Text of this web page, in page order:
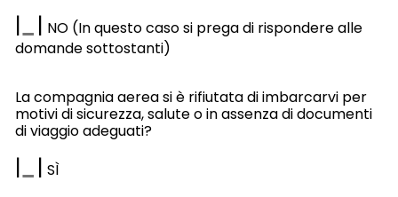
| | NO (In questo caso si prega di rispondere alle
domande sottostanti)
La compagnia aerea si è rifiutata di imbarcarvi per
motivi di sicurezza, salute o in assenza di documenti
di viaggio adeguati?
| | SÌ